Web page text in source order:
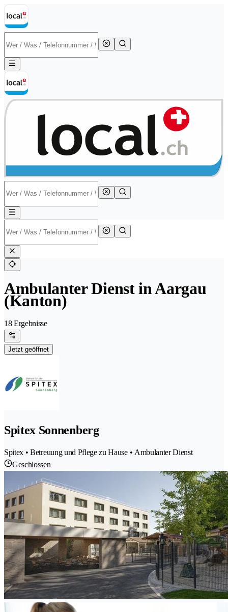
Ambulanter Dienst in Aargau
(Kanton)
18 Ergebnisse
Jetzt geöffnet
Spitex Sonnenberg
Spitex • Betreuung und Pflege zu Hause • Ambulanter Dienst
Geschlossen